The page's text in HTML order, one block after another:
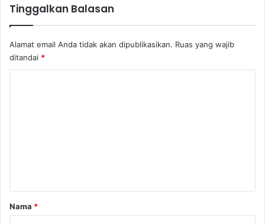
y
a
a
n
J
b
Tinggalkan Balasan
Alamat email Anda tidak akan dipublikasikan. Ruas yang wajib
ditandai *
rNama *